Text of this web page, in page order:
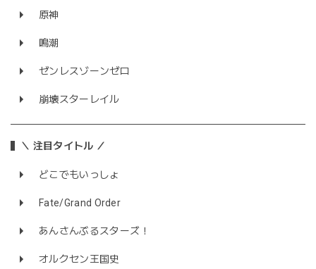
原神
鳴潮
ゼンレスゾーンゼロ
崩壊スターレイル
＼ 注目タイトル ／
どこでもいっしょ
Fate/Grand Order
あんさんぶるスターズ！
オルクセン王国史